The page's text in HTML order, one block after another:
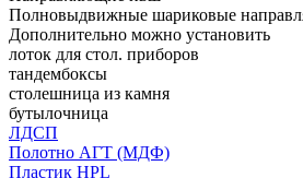
Полновыдвижные шариковые
Дополнительно можно установить
лоток для стол. приборов
тандембоксы
столешница из камня
бутылочница
ЛДСП
Полотно АГТ (МДФ)
Пластик HPL